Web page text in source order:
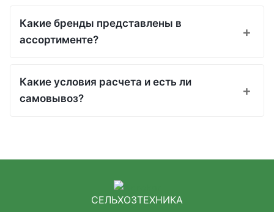
Какие бренды представлены в
ассортименте?
Какие условия расчета и есть ли
самовывоз?
СЕЛЬХОЗТЕХНИКА